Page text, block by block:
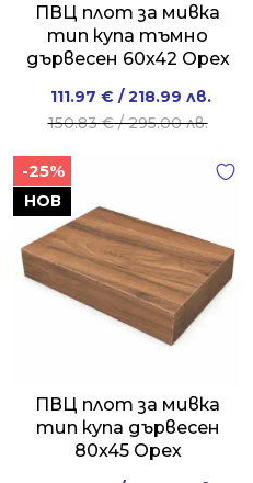
ПВЦ плот за мивка
тип купа тъмно
дървесен 60x42 Орех
150.83€/ 295.00 лв.
Original
price
295.00 лв..
111.97 € / 218.99 лв.
Current
price
218.99 лв..
НОВ
-25%
ПВЦ плот за мивка
тип купа дървесен
80x45 Орех